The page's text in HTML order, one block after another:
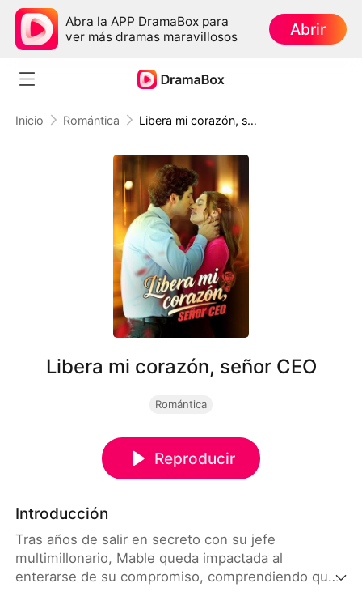
Abra la APP DramaBox para
ver más dramas maravillosos
Abrir
Inicio Romántica Libera mi corazón, señor CEO
Libera mi corazón, señor CEO
Romántica
Reproducir
Introducción
Tras años de salir en secreto con su jefe
multimillonario, Mable queda impactada al
enterarse de su compromiso, comprendiendo que